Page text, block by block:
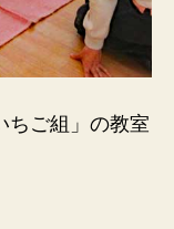
ご組」の教室